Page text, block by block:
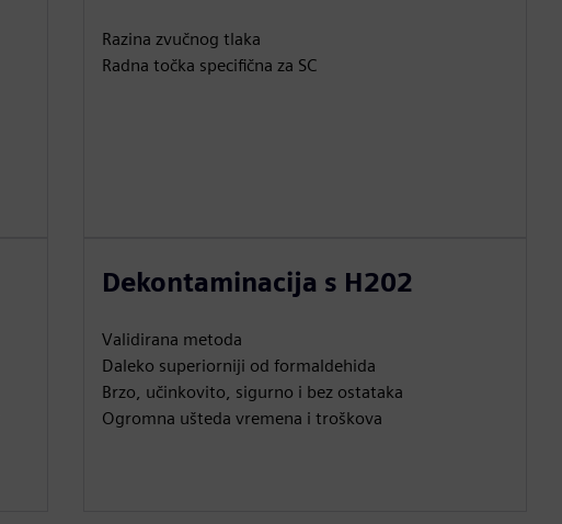
Razina zvučnog tlaka
Radna točka specifična za SC
Dekontaminacija s H202
Validirana metoda
Daleko superiorniji od formaldehida
Brzo, učinkovito, sigurno i bez ostataka
Ogromna ušteda vremena i troškova